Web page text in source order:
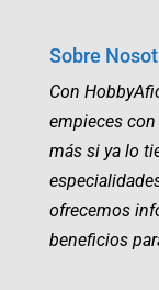
Sobre
Con
empieces
más si ya lo
ofrecemos
beneficios